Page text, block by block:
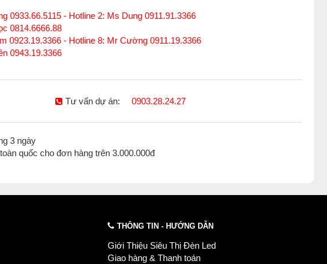
>130lm/W, đèn LED Philips LED Spotlight mang lại ánh sáng mạnh mẽ và
mà vẫn đảm bảo độ sáng cần thiết cho không gian của bạn. Bạn có thể
về hóa đơn điện hàng tháng.
Hoạt
màu: 3000K (ấm), 4000K (trung tính), và 6000K (lạnh), cho phép người dùng
không gian riêng của mình. Bạn có thể chọn ánh sáng ấm để tạo cảm giác
sáng lạnh để làm nổi bật khu vực làm việc.
liệu nhôm đúc cao cấp, giúp tản nhiệt hiệu quả và đảm bảo độ bền trong
chỉ kéo dài tuổi thọ của sản phẩm mà còn giữ cho sản phẩm luôn mới
0933.66.5115 - Hotline 2: Ms Dung 0911.91.3366
0814.6666.88
0923.19.3366 - Hotline 8: Mr Cường 0911.19.3366
0943.19.3366
Tư vấn dự án: 0903.28.24.27
3 ngày
quốc cho đơn hàng trên 3.000.000đ
THÔNG TIN - HƯỚNG DẪN
Giới Thiệu Siêu Thị Đèn Led
Giao hàng & Thanh toán